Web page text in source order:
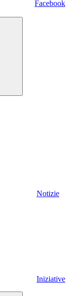
Facebook
Notizie
Iniziative